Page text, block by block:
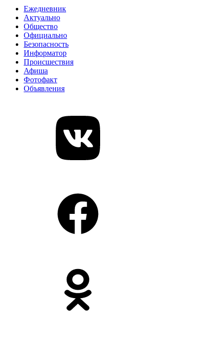
Ежедневник
Актуально
Общество
Официально
Безопасность
Информатор
Происшествия
Афиша
Фотофакт
Объявления